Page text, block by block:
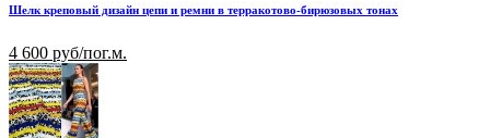
Шелк креповый дизайн цепи и ремни в терракотово-бирюзовых тонах
4 600 руб/пог.м.